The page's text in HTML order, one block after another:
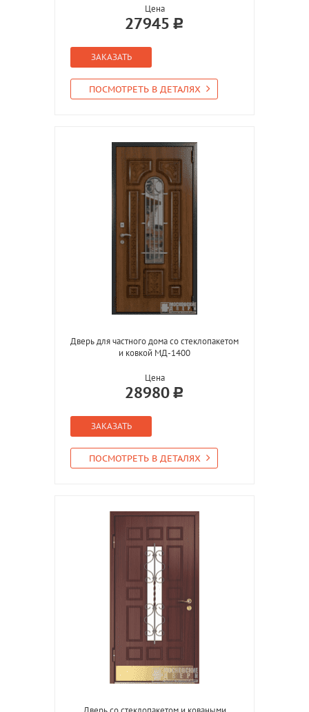
Цена
27945
ЗАКАЗАТЬ
ПОСМОТРЕТЬ В ДЕТАЛЯХ
Дверь для частного дома со стеклопакетом
и ковкой МД-1400
Цена
28980
ЗАКАЗАТЬ
ПОСМОТРЕТЬ В ДЕТАЛЯХ